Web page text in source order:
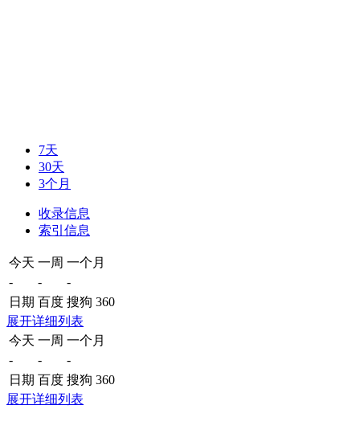
7天
30天
3个月
收录信息
索引信息
今天 一周 一个月
-
-
-
日期 百度 搜狗 360
展开详细列表
今天 一周 一个月
-
-
-
日期 百度 搜狗 360
展开详细列表